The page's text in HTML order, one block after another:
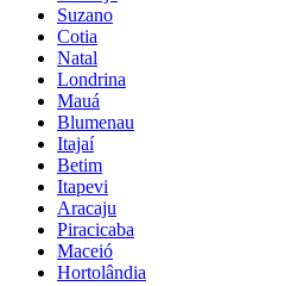
Suzano
Cotia
Natal
Londrina
Mauá
Blumenau
Itajaí
Betim
Itapevi
Aracaju
Piracicaba
Maceió
Hortolândia